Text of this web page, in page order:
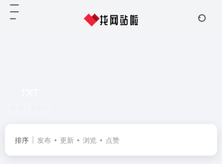
排序 发布 更新 浏览 点赞